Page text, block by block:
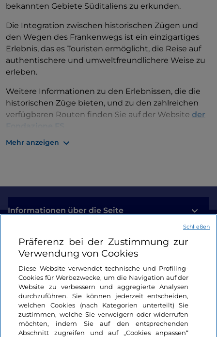
bekannten Gebiete Süditaliens zu erkunden.
Die Integration zwischen historischen Zügen und
den Wegen des Frankenwegs ist ein einzigartiges
Erlebnis, das es Touristen ermöglicht, die Reise auf
authentischere und umweltfreundlichere Weise zu
erleben.
Weitere Informationen zu den Erlebnissen, die die
historischen Züge bieten, und zu den zahlreichen
verfügbaren Routen finden Sie auf der Website der
Fondazione FS
Mehr anzeigen
Informationen über die Seite
Nützliche Links
Login
Bleiben wir in Kontakt
Präferenz bei der Zustimmung zur
Verwendung von Cookies
Diese Website verwendet technische und Profiling-
Cookies für Werbezwecke, um die Navigation auf der
Website zu verbessern und aggregierte Analysen
durchzuführen. Sie können jederzeit entscheiden,
welchen Cookies (nach Kategorien unterteilt) Sie
zustimmen, welche Sie verweigern oder widerrufen
möchten, indem Sie auf den entsprechenden
Abschnitt zugreifen und auf „Cookies anpassen“
Schließen